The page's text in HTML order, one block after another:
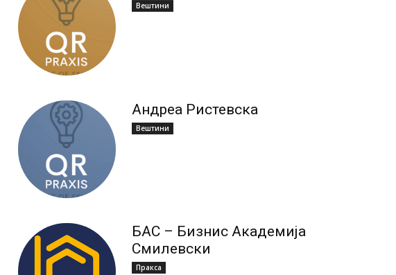
Вештини
Андреа Ристевска
Вештини
БАС – Бизнис Академија
Смилевски
Пракса